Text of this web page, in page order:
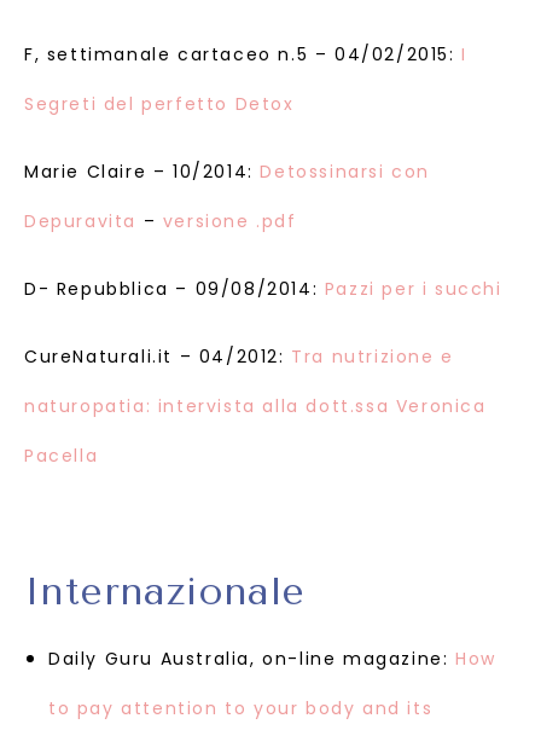
F, settimanale cartaceo n.5 – 04/02/2015: I
Segreti del perfetto Detox
Marie Claire – 10/2014: Detossinarsi con
Depuravita – versione .pdf
D- Repubblica – 09/08/2014: Pazzi per i succhi
CureNaturali.it – 04/2012: Tra nutrizione e
naturopatia: intervista alla dott.ssa Veronica
Pacella
Internazionale
Daily Guru Australia, on-line magazine: How
to pay attention to your body and its